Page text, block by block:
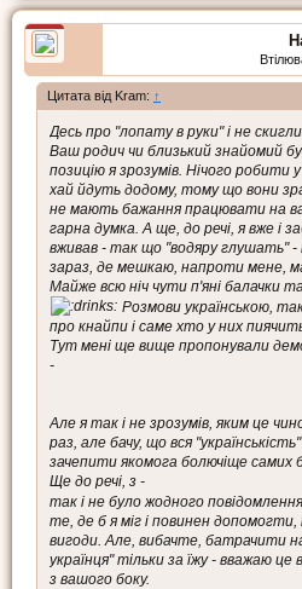
Цитата від Kram: ↑
Десь про "лопату в руки" і не
Ваш родич чи близький знайомий
позицію я зрозумів. Нічого
хай йдуть додому, тому що вони
не мають бажання працювати на
гарна думка. А ще, до речі, я вже і
вживав - так що "водяру глушать"
зараз, де мешкаю, напроти мене,
Майже всю ніч чути п'яні балачки
Розмови українською,
про кнайпи і саме хто у них
Тут мені ще вище пропонували
-
Але я так і не зрозумів, яким це
раз, але бачу, що вся
зачепити якомога болючіще самих
Ще до речі, з -
так і не було жодного
те, де б я міг і повинен допомогти,
вигоди. Але, вибачте, батрачити
українця" тільки за їжу - вважаю це
з вашого боку.